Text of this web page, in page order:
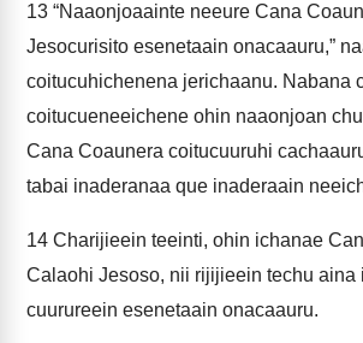
13 “Naaonjoaainte neeure Cana
Jesocurisito esenetaain onacaauru,”
coitucuhichenena jerichaanu. Nabana
coitucueneeichene ohin naaonjoan
Cana Coaunera coitucuuruhi
tabai inaderanaa que inaderaain
14 Charijieein teeinti, ohin ichanae
Calaohi Jesoso, nii rijijieein techu aina
cuurureein esenetaain onacaauru.